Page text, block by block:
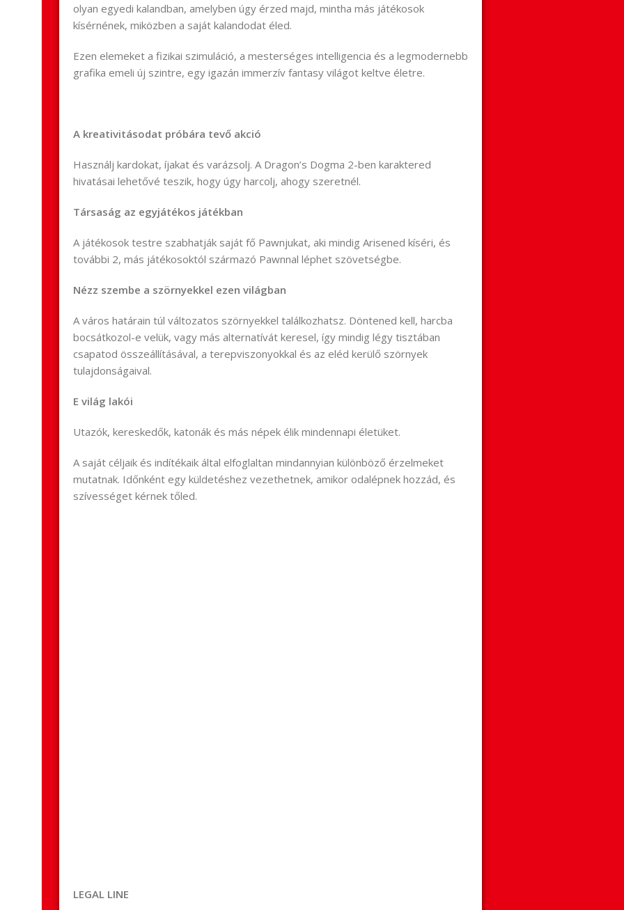
olyan egyedi kalandban, amelyben úgy érzed majd, mintha más játékosok
kísérnének, miközben a saját kalandodat éled.
Ezen elemeket a fizikai szimuláció, a mesterséges intelligencia és a legmodernebb
grafika emeli új szintre, egy igazán immerzív fantasy világot keltve életre.
A kreativitásodat próbára tevő akció
Használj kardokat, íjakat és varázsolj. A Dragon’s Dogma 2-ben karaktered
hivatásai lehetővé teszik, hogy úgy harcolj, ahogy szeretnél.
Társaság az egyjátékos játékban
A játékosok testre szabhatják saját fő Pawnjukat, aki mindig Arisened kíséri, és
további 2, más játékosoktól származó Pawnnal léphet szövetségbe.
Nézz szembe a szörnyekkel ezen világban
A város határain túl változatos szörnyekkel találkozhatsz. Döntened kell, harcba
bocsátkozol-e velük, vagy más alternatívát keresel, így mindig légy tisztában
csapatod összeállításával, a terepviszonyokkal és az eléd kerülő szörnyek
tulajdonságaival.
E világ lakói
Utazók, kereskedők, katonák és más népek élik mindennapi életüket.
A saját céljaik és indítékaik által elfoglaltan mindannyian különböző érzelmeket
mutatnak. Időnként egy küldetéshez vezethetnek, amikor odalépnek hozzád, és
szívességet kérnek tőled.
LEGAL LINE